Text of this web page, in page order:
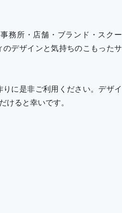
務所・店舗・ブランド・スクー
デザインと気持ちのこもったサ
に是非ご利用ください。デザイ
ると幸いです。